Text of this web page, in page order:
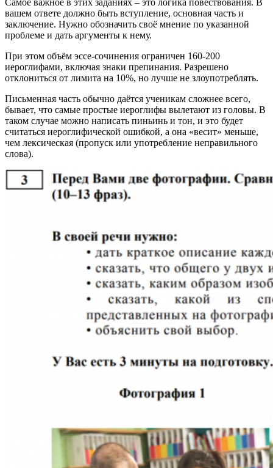
Самое важное в этих заданиях – это логика повествования. В
вашем ответе должно быть вступление, основная часть и
заключение. Нужно обозначить своё мнение по указанной
проблеме и дать аргументы к нему.
При этом объём эссе-сочинения ограничен 160-200
иероглифами, включая знаки препинания. Разрешено
отклониться от лимита на 10%, но лучше не злоупотреблять.
Письменная часть обычно даётся ученикам сложнее всего,
бывает, что самые простые иероглифы вылетают из головы. В
таком случае можно написать пиньинь и тон, и это будет
считаться иероглифической ошибкой, а она «весит» меньше,
чем лексическая (пропуск или употребление неправильного
слова).